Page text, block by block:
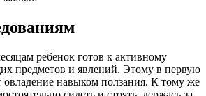
ребенок готов к активному
предметов и явлений. Этому в первую
овладение навыком ползания. К тому же